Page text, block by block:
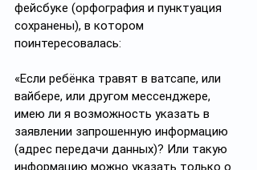
фейсбуке (орфография и пунктуация
сохранены), в котором
поинтересовалась:
«Если ребёнка травят в ватсапе, или
вайбере, или другом мессенджере,
имею ли я возможность указать в
заявлении запрошенную информацию
(адрес передачи данных)? Или такую
информацию можно указать только о